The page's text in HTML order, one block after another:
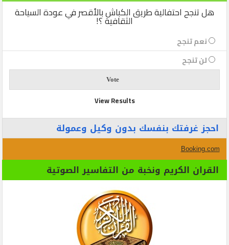
هل تنجح احتفالية طريق الكباش بالأقصر في عودة السياحة
الثقافية ؟!
نعم تنجح
لن تنجح
View Results
احجز غرفتك بنفسك بدون وكيل وعمولة
Booking.com
القران الكريم ونخبة من التفاسير الصوتية